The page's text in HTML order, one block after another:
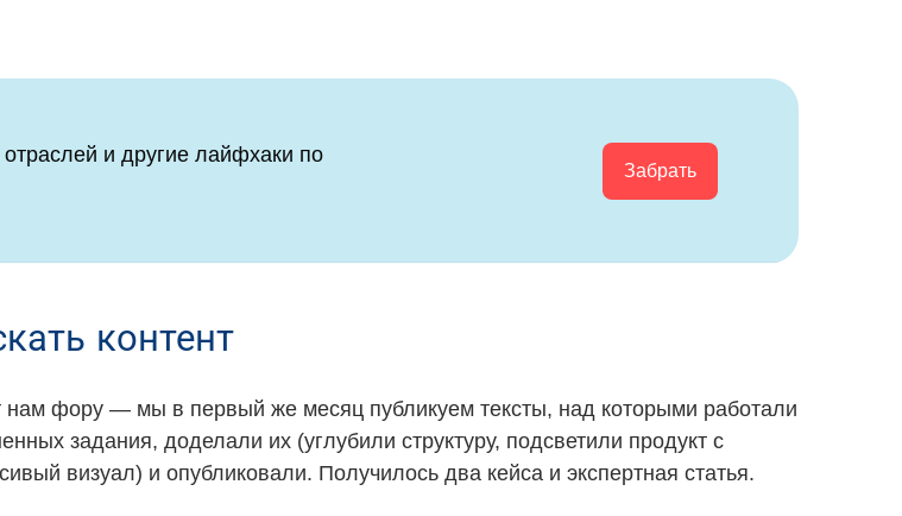
и другие лайфхаки по
Забрать
контент
фору — мы в первый же месяц публикуем тексты, над которыми работали
задания, доделали их (углубили структуру, подсветили продукт с
визуал) и опубликовали. Получилось два кейса и экспертная статья.